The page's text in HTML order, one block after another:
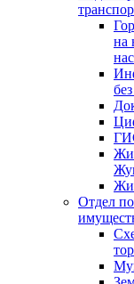
на
Отдел